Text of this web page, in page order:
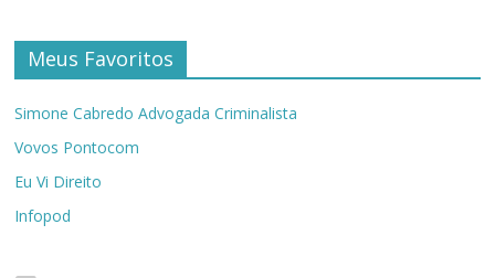
Meus Favoritos
Simone Cabredo Advogada Criminalista
Vovos Pontocom
Eu Vi Direito
Infopod